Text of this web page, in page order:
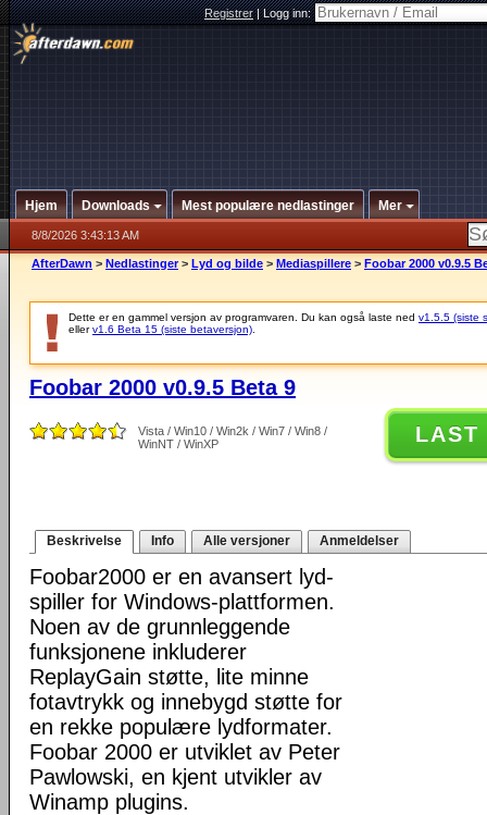
Registrer|Logg inn:
Hjem Downloads Mest populære nedlastinger Mer
8/8/2026 3:43:13 AM
AfterDawn > Nedlastinger > Lyd og bilde > Mediaspillere > Foobar 2000 v0.9.5
Dette er en gammel versjon av programvaren. Du kan også laste ned v1.5.5 (siste
ellerv1.6 Beta 15 (siste betaversjon)
Foobar 2000 v0.9.5 Beta 9
Vista / Win10 / Win2k / Win7 / Win8 /
WinNT / WinXP
LAST
Beskrivelse Info Alle versjoner Anmeldelser
Foobar2000 er en avansert lyd-
spiller for Windows-plattformen.
Noen av de grunnleggende
funksjonene inkluderer
ReplayGain støtte, lite minne
fotavtrykk og innebygd støtte for
en rekke populære lydformater.
Foobar 2000 er utviklet av Peter
Pawlowski, en kjent utvikler av
Winamp plugins.